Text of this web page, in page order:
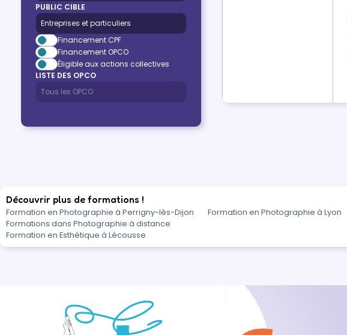
PUBLIC CIBLE
Financement CPF
Financement OPCO
Éligible aux actions collectives
LISTE DES OPCO
Découvrir plus de formations !
Formation en Photographie à Perrigny-lès-Dijon Formation en Photographie à Lyon
Formations dans Photographie à distance
Formation en Esthétique à Lécousse